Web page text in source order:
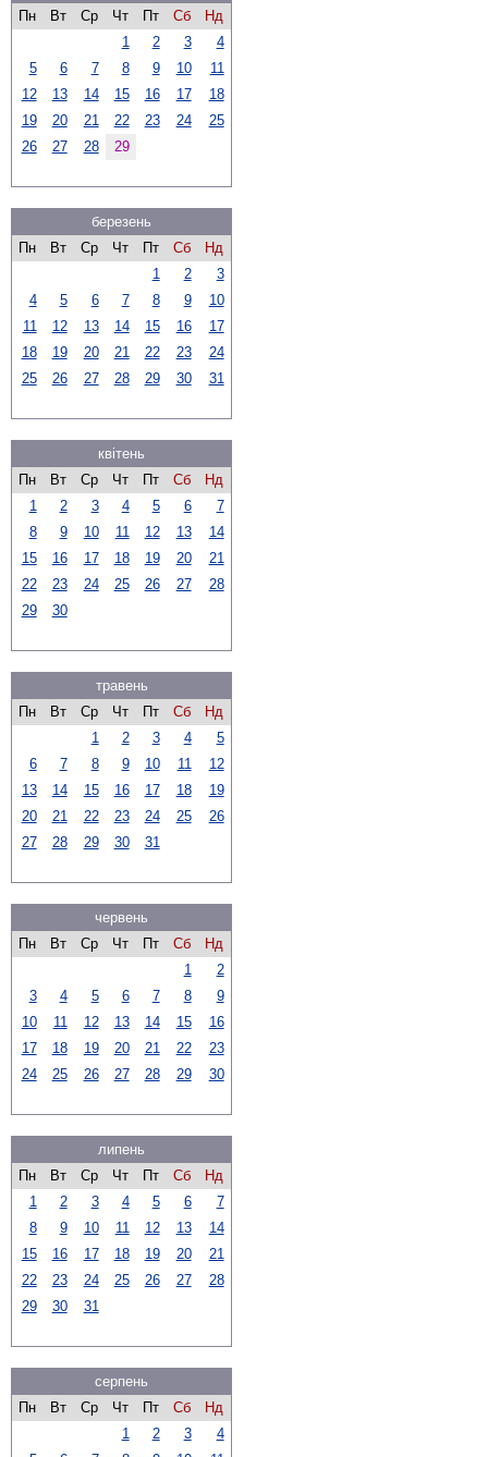
Пн
Вт Ср Чт Пт Сб
Нд
1
2 3
4
5
6 7 8 9 10
11
12
13 14 15 16 17
18
19
20 21 22 23 24
25
26
27 28 29
березень
Пн
Вт Ср Чт Пт Сб
Нд
1
2
3
4
5 6 7 8 9
10
11
12 13 14 15 16
17
18
19 20 21 22 23
24
25
26 27 28 29 30 31
квітень
Пн
Вт Ср Чт Пт Сб
Нд
1
2 3 4 5 6
7
8
9 10 11 12 13
14
15
16 17 18 19 20
21
22
23 24 25 26 27
28
29
30
травень
Пн
Вт Ср Чт Пт Сб
Нд
1
2 3 4
5
6
7 8 9 10 11
12
13
14 15 16 17 18
19
20
21 22 23 24 25
26
27
28 29 30 31
червень
Пн
Вт Ср Чт Пт Сб
Нд
1
2
3
4 5 6 7 8
9
10
11 12 13 14 15
16
17
18 19 20 21 22
23
24
25 26 27 28 29 30
липень
Пн
Вт Ср Чт Пт Сб
Нд
1
2 3 4 5 6
7
8
9 10 11 12 13
14
15
16 17 18 19 20
21
22
23 24 25 26 27
28
29
30 31
серпень
Пн
Вт Ср Чт Пт Сб
Нд
1
2 3
4